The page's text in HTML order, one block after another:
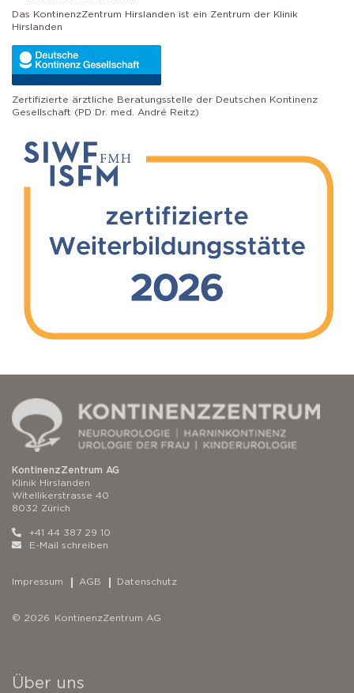
Das KontinenzZentrum Hirslanden ist ein Zentrum der Klinik
Hirslanden
Zertifizierte ärztliche Beratungsstelle der Deutschen Kontinenz
Gesellschaft (PD Dr. med. André Reitz)
KontinenzZentrum AG
Klinik Hirslanden
Witellikerstrasse 40
8032 Zürich
+41 44 387 29 10
E-Mail schreiben
Impressum AGB Datenschutz
© 2026 KontinenzZentrum AG
Über uns